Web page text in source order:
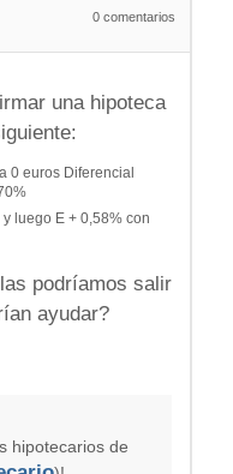
0 comentarios
una hipoteca
0 euros Diferencial
luego E + 0,58% con
podríamos salir
ayudar?
hipotecarios de